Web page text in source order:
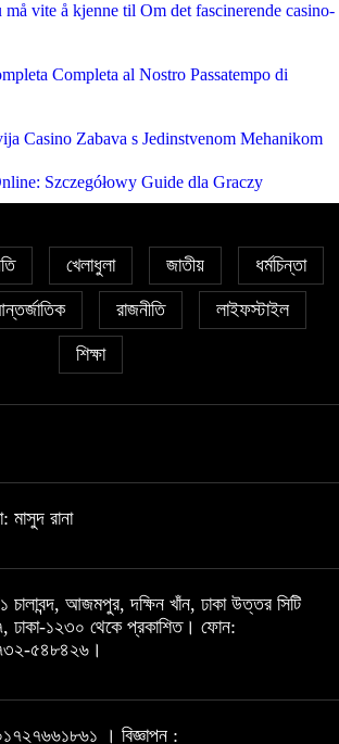
vite å kjenne til Om det fascinerende casino-
Completa al Nostro Passatempo di
Casino Zabava s Jedinstvenom Mehanikom
Szczegółowy Guide dla Graczy
খেলাধুলা জাতীয় ধর্মচিন্তা
রাজনীতি লাইফস্টাইল
শিক্ষা
রানা
আজমপুর, দক্ষিন খাঁন, ঢাকা উত্তর সিটি
ঢাকা-১২৩০ থেকে প্রকাশিত। ফোন:
৫৪৮৪২৬।
। বিজ্ঞাপন :